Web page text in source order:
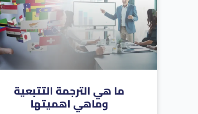
ما هي الترجمة التتبعية
وماهي اهميتها